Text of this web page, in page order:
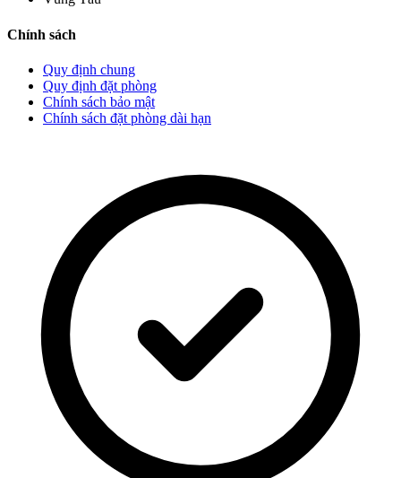
Chính sách
Quy định chung
Quy định đặt phòng
Chính sách bảo mật
Chính sách đặt phòng dài hạn